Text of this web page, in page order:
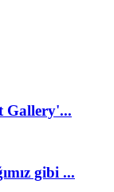
Gallery'...
gibi ...